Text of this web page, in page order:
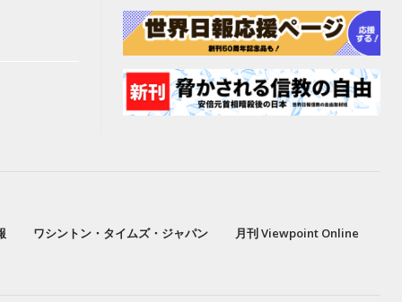
ワシントン・タイムズ・ジャパン 月刊 Viewpoint Online